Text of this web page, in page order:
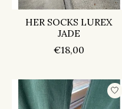
HER SOCKS LUREX
JADE
€18,00